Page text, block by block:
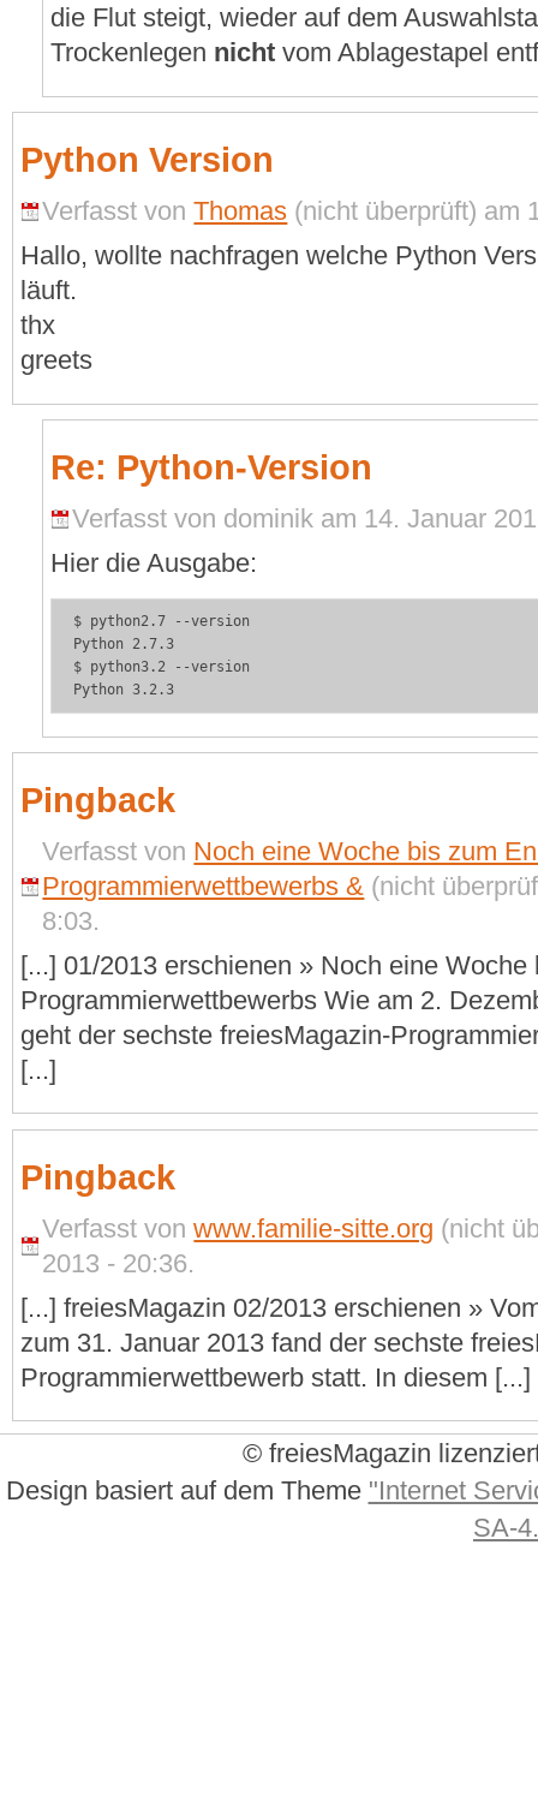
die Flut steigt, wieder auf dem
Trockenlegen nicht vom Ablagestapel
Python Version
Verfasst vonThomas (nicht überprüft) am
Hallo, wollte nachfragen welche Python
läuft.
thx
greets
Re: Python-Version
Verfasst von dominik am 14. Januar
Hier die Ausgabe:
$ python2.7 --version
Python 2.7.3
$ python3.2 --version
Python 3.2.3
Pingback
Verfasst von Noch eine Woche bis zum
Programmierwettbewerbs & (nicht
8:03.
[...] 01/2013 erschienen » Noch eine
Programmierwettbewerbs Wie am 2.
geht der sechste freiesMagazin-
[...]
Pingback
Verfasst vonwww.familie-sitte.org (nicht
2013 - 20:36.
[...] freiesMagazin 02/2013 erschienen »
zum 31. Januar 2013 fand der sechste
Programmierwettbewerb statt. In diesem [...]
© freiesMagazin
Design basiert auf dem Theme "Internet
SA-